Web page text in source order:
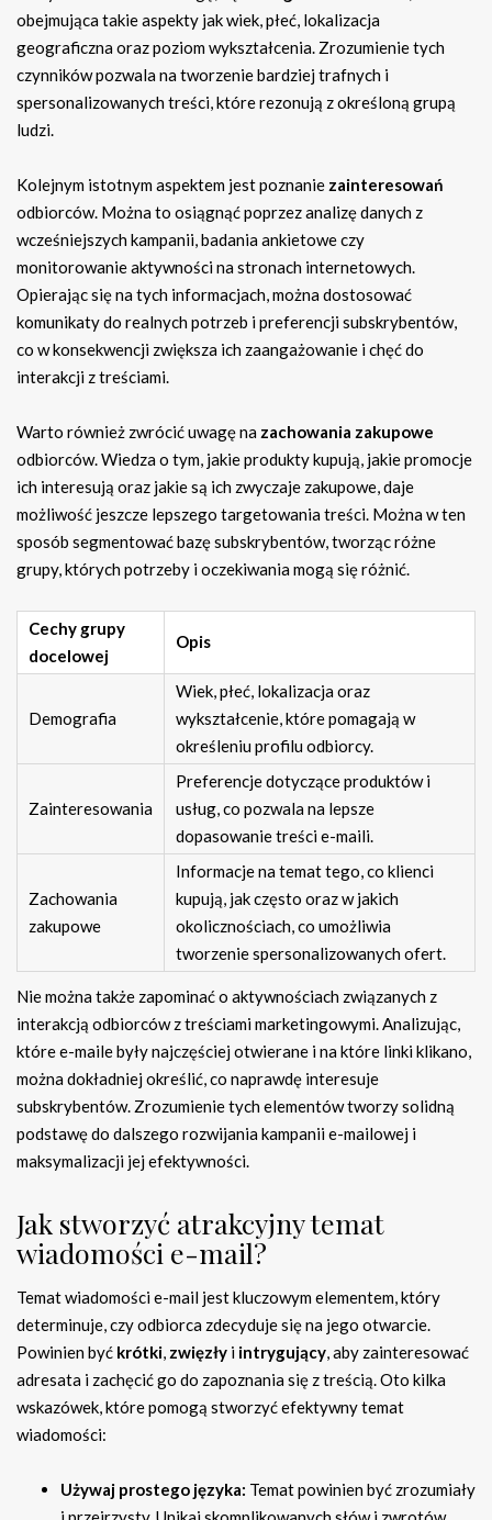
obejmująca takie aspekty jak wiek, płeć, lokalizacja
geograficzna oraz poziom wykształcenia. Zrozumienie tych
czynników pozwala na tworzenie bardziej trafnych i
spersonalizowanych treści, które rezonują z określoną grupą
ludzi.
Kolejnym istotnym aspektem jest poznanie zainteresowań
odbiorców. Można to osiągnąć poprzez analizę danych z
wcześniejszych kampanii, badania ankietowe czy
monitorowanie aktywności na stronach internetowych.
Opierając się na tych informacjach, można dostosować
komunikaty do realnych potrzeb i preferencji subskrybentów,
co w konsekwencji zwiększa ich zaangażowanie i chęć do
interakcji z treściami.
Warto również zwrócić uwagę na zachowania zakupowe
odbiorców. Wiedza o tym, jakie produkty kupują, jakie promocje
ich interesują oraz jakie są ich zwyczaje zakupowe, daje
możliwość jeszcze lepszego targetowania treści. Można w ten
sposób segmentować bazę subskrybentów, tworząc różne
grupy, których potrzeby i oczekiwania mogą się różnić.
Cechy grupy
docelowej
Opis
Demografia
Wiek, płeć, lokalizacja oraz
wykształcenie, które pomagają w
określeniu profilu odbiorcy.
Zainteresowania
Preferencje dotyczące produktów i
usług, co pozwala na lepsze
dopasowanie treści e-maili.
Zachowania
zakupowe
Informacje na temat tego, co klienci
kupują, jak często oraz w jakich
okolicznościach, co umożliwia
tworzenie spersonalizowanych ofert.
Nie można także zapominać o aktywnościach związanych z
interakcją odbiorców z treściami marketingowymi. Analizując,
które e-maile były najczęściej otwierane i na które linki klikano,
można dokładniej określić, co naprawdę interesuje
subskrybentów. Zrozumienie tych elementów tworzy solidną
podstawę do dalszego rozwijania kampanii e-mailowej i
maksymalizacji jej efektywności.
Jak stworzyć atrakcyjny temat
wiadomości e-mail?
Temat wiadomości e-mail jest kluczowym elementem, który
determinuje, czy odbiorca zdecyduje się na jego otwarcie.
Powinien być krótki, zwięzły i intrygujący, aby zainteresować
adresata i zachęcić go do zapoznania się z treścią. Oto kilka
wskazówek, które pomogą stworzyć efektywny temat
wiadomości:
Używaj prostego języka: Temat powinien być zrozumiały